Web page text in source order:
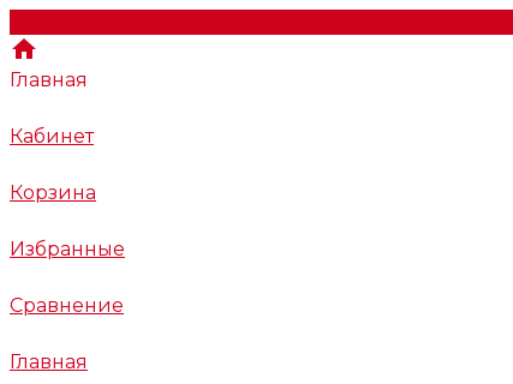
Главная
Кабинет
Корзина
Избранные
Сравнение
Главная